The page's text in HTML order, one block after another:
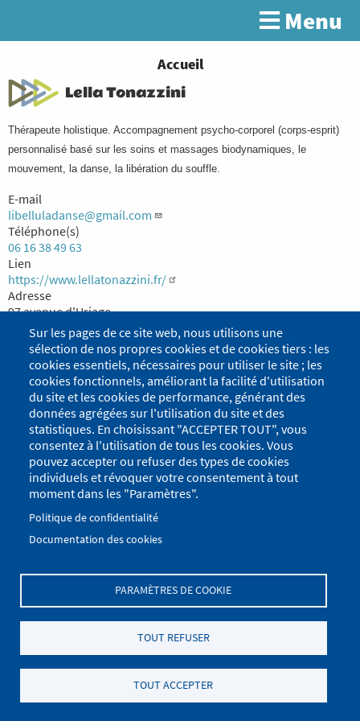
contenu
Rechercher
Menu
You
are
Accueil
Lella Tonazzini
Thérapeute holistique. Accompagnement psycho-corporel (corps-esprit)
personnalisé basé sur les soins et massages biodynamiques, le
mouvement, la danse, la libération du souffle.
E-mail
libelluladanse@gmail.com
Téléphone(s)
06 16 38 49 63
Lien
https://www.lellatonazzini.fr/
Adresse
97 avenue d'Uriage
38830 Crêts en Belledonne
Sur les pages de ce site web, nous utilisons une
sélection de nos propres cookies et de cookies tiers : les
cookies essentiels, nécessaires pour utiliser le site ; les
cookies fonctionnels, améliorant la facilité d'utilisation
du site et les cookies de performance, générant des
données agrégées sur l'utilisation du site et des
statistiques. En choisissant "ACCEPTER TOUT", vous
consentez à l'utilisation de tous les cookies. Vous
pouvez accepter ou refuser des types de cookies
individuels et révoquer votre consentement à tout
moment dans les "Paramètres".
Politique de confidentialité
Documentation des cookies
PARAMÈTRES DE COOKIE
TOUT REFUSER
TOUT ACCEPTER
Menu
compte
l'utilisateur
page
Politique de confidentialité